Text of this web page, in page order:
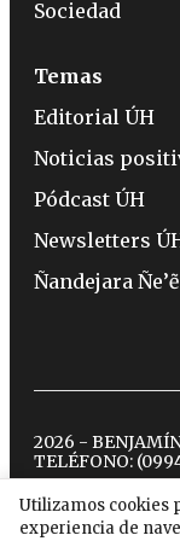
Utilizamos cookies
experiencia de
Sociedad
Temas
Editorial ÚH
Noticias
Pódcast ÚH
Newsletters
Ñandejara Ñe’ẽ
2026 -
TELÉFONO: